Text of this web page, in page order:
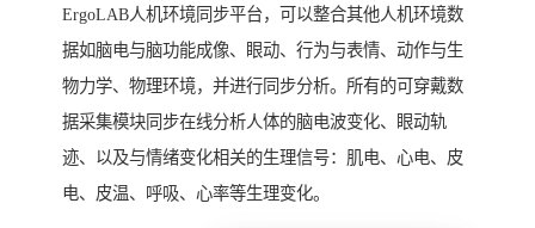
ErgoLAB人机环境同步平台，可以整合其他人机环境数
据如脑电与脑功能成像、眼动、行为与表情、动作与生
物力学、物理环境，并进行同步分析。所有的可穿戴数
据采集模块同步在线分析人体的脑电波变化、眼动轨
迹、以及与情绪变化相关的生理信号：肌电、心电、皮
电、皮温、呼吸、心率等生理变化。